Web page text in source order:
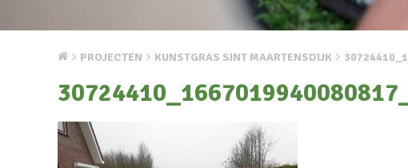
PROJECTEN KUNSTGRAS SINT MAARTENSDIJK